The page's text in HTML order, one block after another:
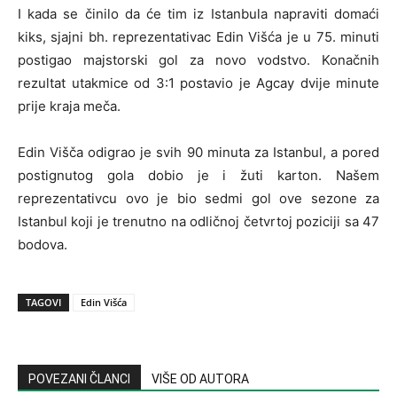
I kada se činilo da će tim iz Istanbula napraviti domaći
kiks, sjajni bh. reprezentativac Edin Višća je u 75. minuti
postigao majstorski gol za novo vodstvo. Konačnih
rezultat utakmice od 3:1 postavio je Agcay dvije minute
prije kraja meča.
Edin Višča odigrao je svih 90 minuta za Istanbul, a pored
postignutog gola dobio je i žuti karton. Našem
reprezentativcu ovo je bio sedmi gol ove sezone za
Istanbul koji je trenutno na odličnoj četvrtoj poziciji sa 47
bodova.
TAGOVI Edin Višća
POVEZANI ČLANCI VIŠE OD AUTORA